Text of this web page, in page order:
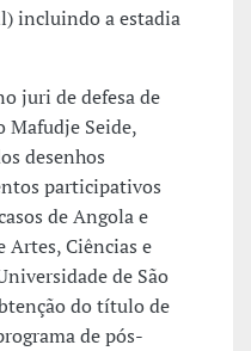
incluindo a estadia
juri de defesa de
Mafudje Seide,
desenhos
participativos
de Angola e
Artes, Ciências e
de São
do título de
de pós-